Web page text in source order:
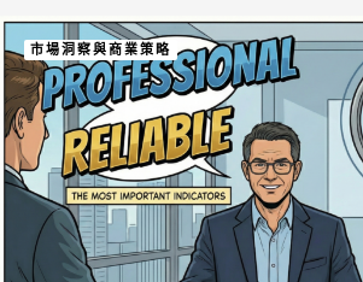
市場洞察與商業策略